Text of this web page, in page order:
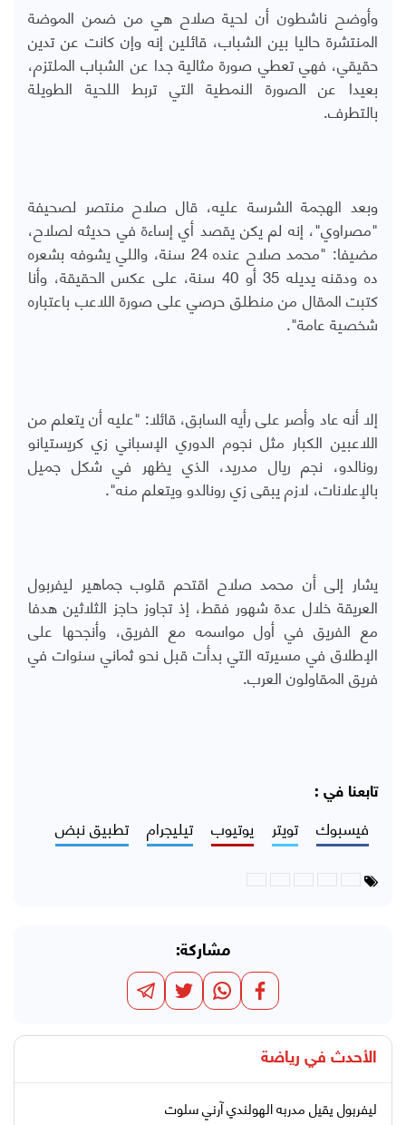
وأوضح ناشطون أن لحية صلاح هي من ضمن الموضة
المنتشرة حاليا بين الشباب، قائلين إنه وإن كانت عن تدين
حقيقي، فهي تعطي صورة مثالية جدا عن الشباب الملتزم،
بعيدا عن الصورة النمطية التي تربط اللحية الطويلة
بالتطرف.
وبعد الهجمة الشرسة عليه، قال صلاح منتصر لصحيفة
"مصراوي"، إنه لم يكن يقصد أي إساءة في حديثه لصلاح،
مضيفا: "محمد صلاح عنده 24 سنة، واللي يشوفه بشعره
ده ودقنه يديله 35 أو 40 سنة، على عكس الحقيقة، وأنا
كتبت المقال من منطلق حرصي على صورة اللاعب باعتباره
شخصية عامة".
إلا أنه عاد وأصر على رأيه السابق، قائلا: "عليه أن يتعلم من
اللاعبين الكبار مثل نجوم الدوري الإسباني زي كريستيانو
رونالدو، نجم ريال مدريد، الذي يظهر في شكل جميل
بالإعلانات، لازم يبقى زي رونالدو ويتعلم منه".
يشار إلى أن محمد صلاح اقتحم قلوب جماهير ليفربول
العريقة خلال عدة شهور فقط، إذ تجاوز حاجز الثلاثين هدفا
مع الفريق في أول مواسمه مع الفريق، وأنجحها على
الإطلاق في مسيرته التي بدأت قبل نحو ثماني سنوات في
فريق المقاولون العرب.
تابعنا في :
فيسبوك تويتر يوتيوب تيليجرام تطبيق نبض
مشاركة:
الأحدث في رياضة
ليفربول يقيل مدربه الهولندي آرني سلوت